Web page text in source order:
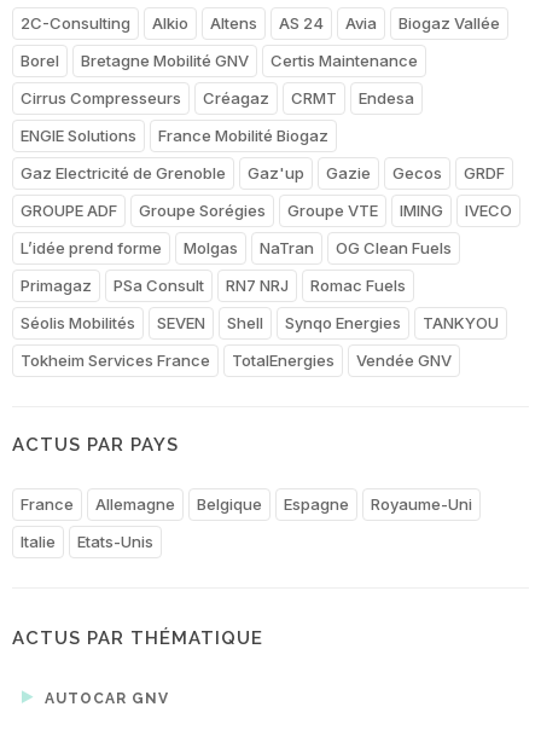
2C-Consulting Alkio Altens AS 24 Avia
Biogaz Vallée
Borel
Bretagne Mobilité GNV
Certis Maintenance
Cirrus Compresseurs
Créagaz CRMT
Endesa
ENGIE Solutions
France Mobilité Biogaz
Gaz Electricité de Grenoble
Gaz'up Gazie Gecos
GRDF
GROUPE ADF
Groupe Sorégies Groupe VTE IMING
IVECO
L’idée prend forme
Molgas NaTran
OG Clean Fuels
Primagaz
PSa Consult RN7 NRJ
Romac Fuels
Séolis Mobilités
SEVEN Shell Synqo Energies
TANKYOU
Tokheim Services France
TotalEnergies Vendée GNV
ACTUS PAR PAYS
France Allemagne Belgique Espagne
Royaume-Uni
Italie
Etats-Unis
ACTUS PAR THÉMATIQUE
AUTOCAR GNV